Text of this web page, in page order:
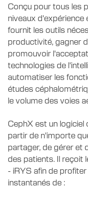
Conçu pour tous les
niveaux
fournit les outils
productivité, gagner
promouvoir
technologies de
automatiser les
études
le volume des voies
CephX est un
partir de n'importe
partager, de gérer et
des patients. Il reçoit
- iRYS afin de
instantanés de :